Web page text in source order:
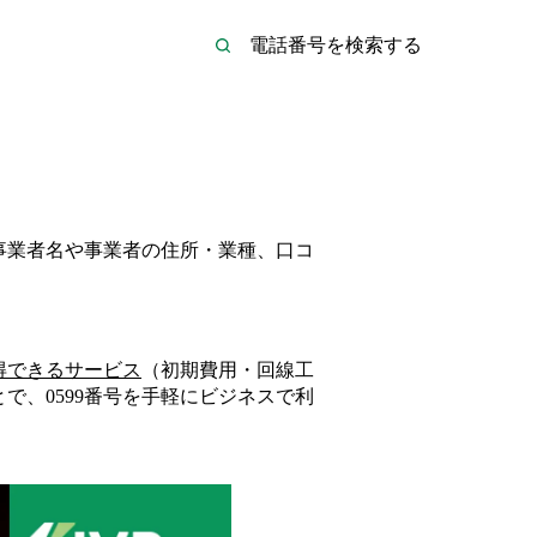
者名や事業者の住所・業種、口コ
きるサービス
（初期費用・回線工
、 0599番号を手軽にビジネスで利